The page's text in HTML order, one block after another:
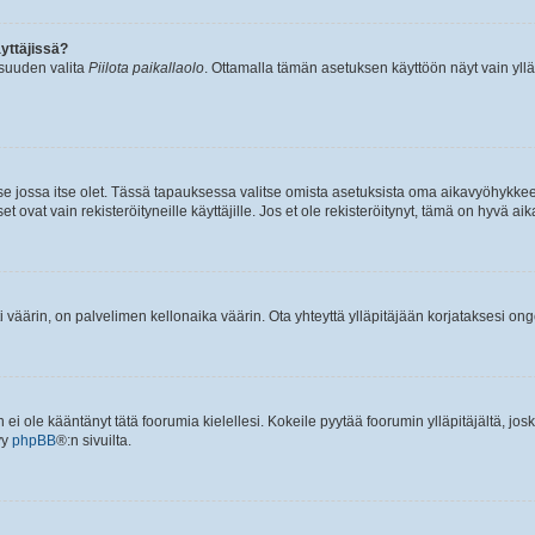
valita Piilota paikallaolo . Ottamalla tämän asetuksen käyttöön näyt vain
jossa itse olet. Tässä tapauksessa valitse omista asetuksista oma
ovat vain rekisteröityneille käyttäjille. Jos et ole rekisteröitynyt, tämä on hyvä
on palvelimen kellonaika väärin. Ota yhteyttä ylläpitäjään korjataksesi
ole kääntänyt tätä foorumia kielellesi. Kokeile pyytää foorumin ylläpitäjältä,
phpBB®:n sivuilta.